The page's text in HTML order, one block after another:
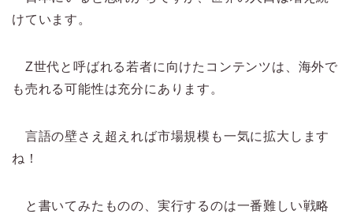
けています。
Z世代と呼ばれる若者に向けたコンテンツは、海外で
も売れる可能性は充分にあります。
言語の壁さえ超えれば市場規模も一気に拡大します
ね！
と書いてみたものの、実行するのは一番難しい戦略